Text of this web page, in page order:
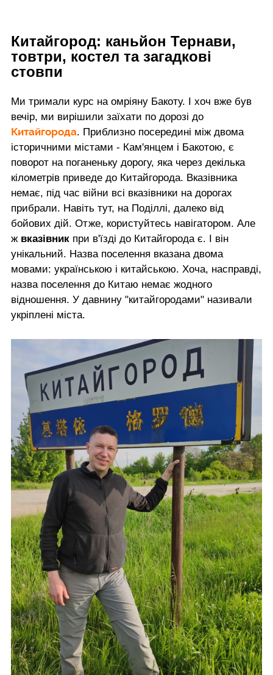
Китайгород: каньйон Тернави,
товтри, костел та загадкові
стовпи
Ми тримали курс на омріяну Бакоту. І хоч вже був
вечір, ми вирішили заїхати по дорозі до
Китайгорода. Приблизно посередині між двома
історичними містами - Кам'янцем і Бакотою, є
поворот на поганеньку дорогу, яка через декілька
кілометрів приведе до Китайгорода. Вказівника
немає, під час війни всі вказівники на дорогах
прибрали. Навіть тут, на Поділлі, далеко від
бойових дій. Отже, користуйтесь навігатором. Але
ж вказівник при в'їзді до Китайгорода є. І він
унікальний. Назва поселення вказана двома
мовами: українською і китайською. Хоча, насправді,
назва поселення до Китаю немає жодного
відношення. У давнину "китайгородами" називали
укріплені міста.